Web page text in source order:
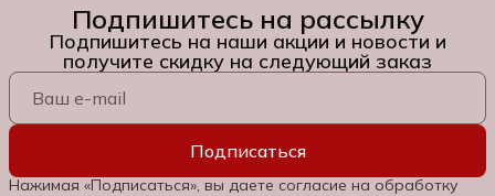
Подпишитесь на рассылку
Подпишитесь на наши акции и новости и
получите скидку на следующий заказ
Подписаться
Нажимая «Подписаться», вы даете согласие на обработку